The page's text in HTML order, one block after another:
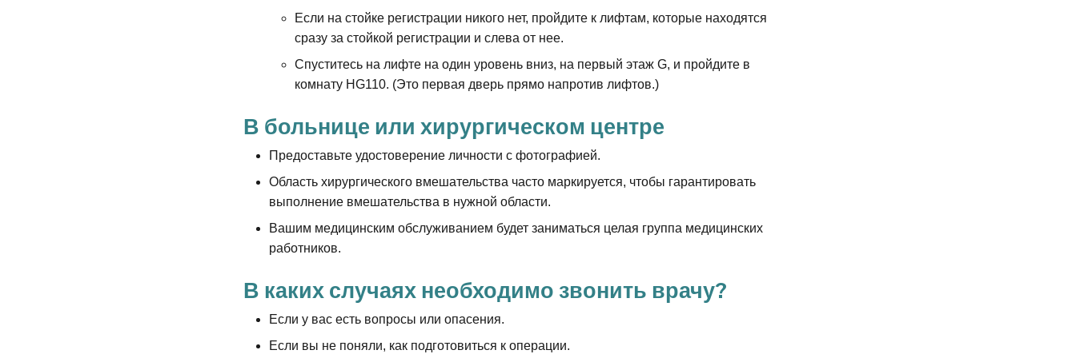
Если на стойке регистрации никого нет, пройдите к лифтам, которые находятся
сразу за стойкой регистрации и слева от нее.
Спуститесь на лифте на один уровень вниз, на первый этаж G, и пройдите в
комнату HG110. (Это первая дверь прямо напротив лифтов.)
В больнице или хирургическом центре
Предоставьте удостоверение личности с фотографией.
Область хирургического вмешательства часто маркируется, чтобы гарантировать
выполнение вмешательства в нужной области.
Вашим медицинским обслуживанием будет заниматься целая группа медицинских
работников.
В каких случаях необходимо звонить врачу?
Если у вас есть вопросы или опасения.
Если вы не поняли, как подготовиться к операции.